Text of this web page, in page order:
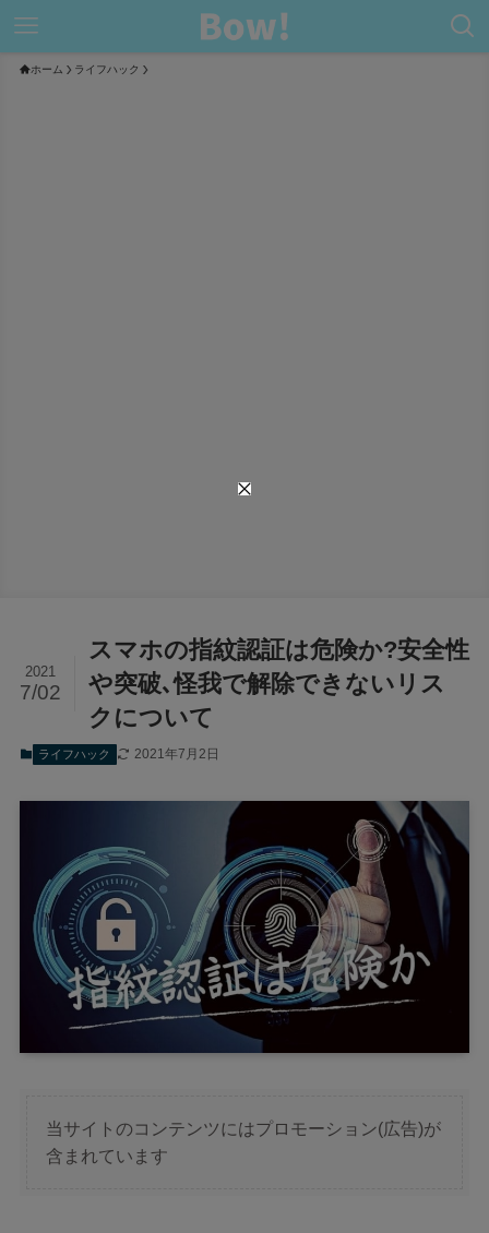
ホーム ライフハック
スマホの指紋認証は危険か?安全性
や突破､怪我で解除できないリス
クについて
2021
7/02
ライフハック 2021年7月2日
当サイトのコンテンツにはプロモーション(広告)が
含まれています